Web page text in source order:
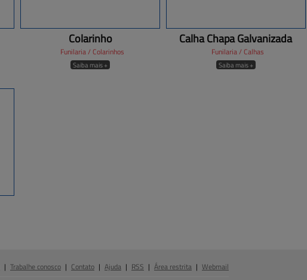
Colarinho
Funilaria / Colarinhos
Saiba mais +
Calha Chapa Galvanizada
Funilaria / Calhas
Saiba mais +
| Trabalhe conosco | Contato | Ajuda | RSS | Área restrita | Webmail